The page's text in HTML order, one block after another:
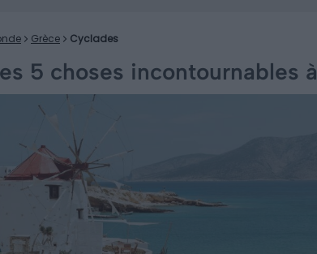
Grèce Cyclades
5 choses incontournables